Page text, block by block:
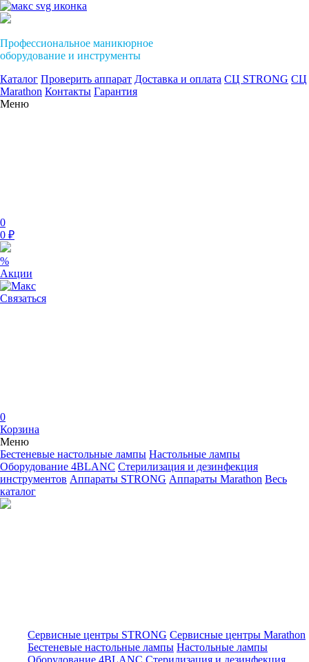
Профессиональное маникюрное
оборудование и инструменты
Каталог Проверить аппарат Доставка и оплата СЦ STRONG СЦ
Marathon Контакты Гарантия
Меню
0
0 ₽
%
Акции
Связаться
0
Корзина
Меню
Бестеневые настольные лампы Настольные лампы
Оборудование 4BLANC Стерилизация и дезинфекция
инструментов Аппараты STRONG Аппараты Marathon Весь
каталог
Сервисные центры STRONG Сервисные центры Marathon
Бестеневые настольные лампы Настольные лампы
Оборудование 4BLANC Стерилизация и дезинфекция